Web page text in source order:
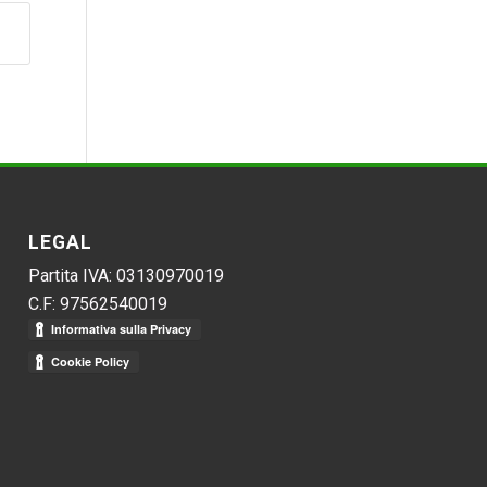
LEGAL
Partita IVA: 03130970019
C.F: 97562540019